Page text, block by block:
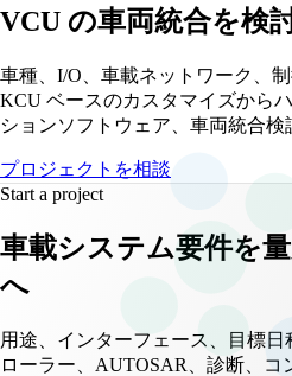
VCU の車両統合を検
車種、I/O、車載ネットワーク、
KCU ベースのカスタマイズから
ションソフトウェア、車両統合検
プロジェクトを相談
Start a project
車載システム要件を
へ
用途、インターフェース、目標日
ローラー、AUTOSAR、診断、